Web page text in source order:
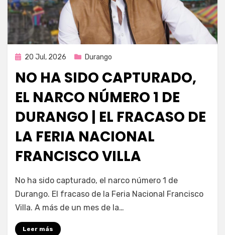
Publicada
20 Jul, 2026 Durango
NO HA SIDO CAPTURADO,
EL NARCO NÚMERO 1 DE
DURANGO | EL FRACASO DE
LA FERIA NACIONAL
FRANCISCO VILLA
por Fernando Miranda Servín
No ha sido capturado, el narco número 1 de
Durango. El fracaso de la Feria Nacional Francisco
Villa. A más de un mes de la…
Leer más